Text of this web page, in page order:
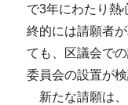
で3年にわたり熱
終的には請願者
ても、区議会で
委員会の設置が検
新たな請願は、